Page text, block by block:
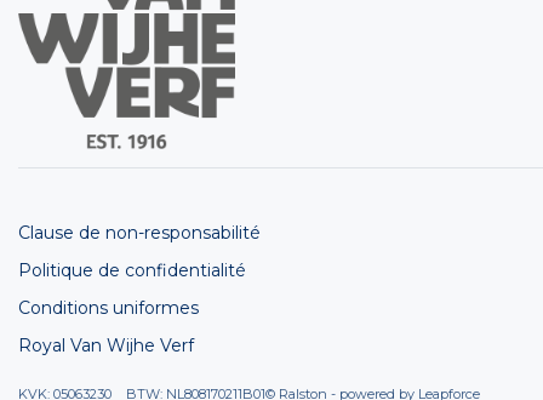
Clause de non-responsabilité
Politique de confidentialité
Conditions uniformes
Royal Van Wijhe Verf
KVK: 05063230 BTW: NL808170211B01© Ralston - powered by Leapforce